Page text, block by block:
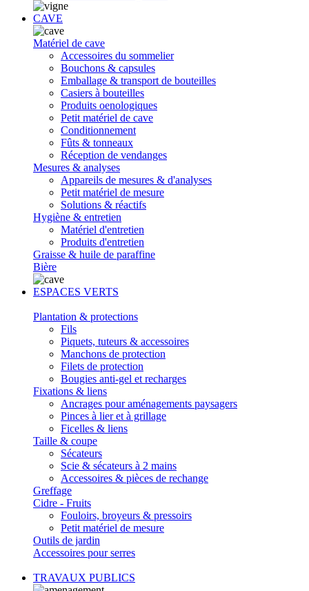
CAVE
Matériel de cave
Accessoires du sommelier
Bouchons & capsules
Emballage & transport de bouteilles
Casiers à bouteilles
Produits oenologiques
Petit matériel de cave
Conditionnement
Fûts & tonneaux
Réception de vendanges
Mesures & analyses
Appareils de mesures & d'analyses
Petit matériel de mesure
Solutions & réactifs
Hygiène & entretien
Matériel d'entretien
Produits d'entretien
Graisse & huile de paraffine
Bière
ESPACES VERTS
Plantation & protections
Fils
Piquets, tuteurs & accessoires
Manchons de protection
Filets de protection
Bougies anti-gel et recharges
Fixations & liens
Ancrages pour aménagements paysagers
Pinces à lier et à grillage
Ficelles & liens
Taille & coupe
Sécateurs
Scie & sécateurs à 2 mains
Accessoires & pièces de rechange
Greffage
Cidre - Fruits
Fouloirs, broyeurs & pressoirs
Petit matériel de mesure
Outils de jardin
Accessoires pour serres
TRAVAUX PUBLICS